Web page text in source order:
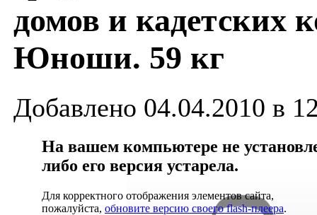
домов и кадетских
Юноши. 59 кг
Добавлено 04.04.2010 в
На вашем компьютере не
либо его версия устарела.
Для корректного отображения элементов сайта,
пожалуйста, обновите версию своего flash-плеера.